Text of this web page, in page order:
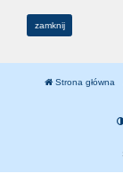
zamknij
Strona główna